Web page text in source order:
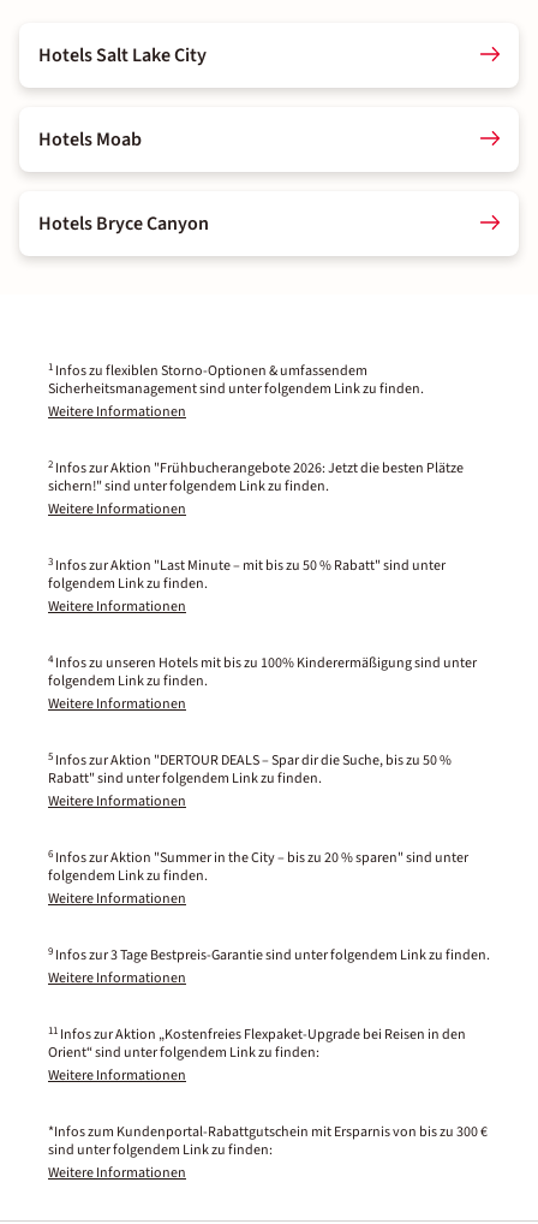
Hotels Salt Lake City
Hotels Moab
Hotels Bryce Canyon
1 Infos zu flexiblen Storno-Optionen & umfassendem
Sicherheitsmanagement sind unter folgendem Link zu finden.
Weitere Informationen
2 Infos zur Aktion "Frühbucherangebote 2026: Jetzt die besten Plätze
sichern!" sind unter folgendem Link zu finden.
Weitere Informationen
3 Infos zur Aktion "Last Minute – mit bis zu 50 % Rabatt" sind unter
folgendem Link zu finden.
Weitere Informationen
4 Infos zu unseren Hotels mit bis zu 100% Kinderermäßigung sind unter
folgendem Link zu finden.
Weitere Informationen
5 Infos zur Aktion "DERTOUR DEALS – Spar dir die Suche, bis zu 50 %
Rabatt" sind unter folgendem Link zu finden.
Weitere Informationen
6 Infos zur Aktion "Summer in the City – bis zu 20 % sparen" sind unter
folgendem Link zu finden.
Weitere Informationen
9 Infos zur 3 Tage Bestpreis-Garantie sind unter folgendem Link zu finden.
Weitere Informationen
11 Infos zur Aktion „Kostenfreies Flexpaket-Upgrade bei Reisen in den
Orient“ sind unter folgendem Link zu finden:
Weitere Informationen
*Infos zum Kundenportal-Rabattgutschein mit Ersparnis von bis zu 300 €
sind unter folgendem Link zu finden:
Weitere Informationen